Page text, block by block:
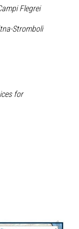
Flegrei
Stromboli
for